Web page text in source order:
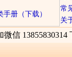
手册（下载）
常
关
微信 13855830314